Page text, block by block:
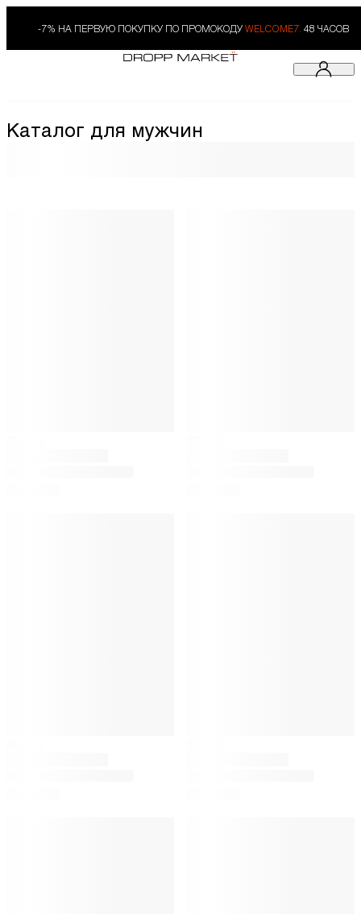
-7% НА ПЕРВУЮ ПОКУПКУ ПО ПРОМОКОДУ WELCOME7. 48 ЧАСОВ
Каталог для мужчин